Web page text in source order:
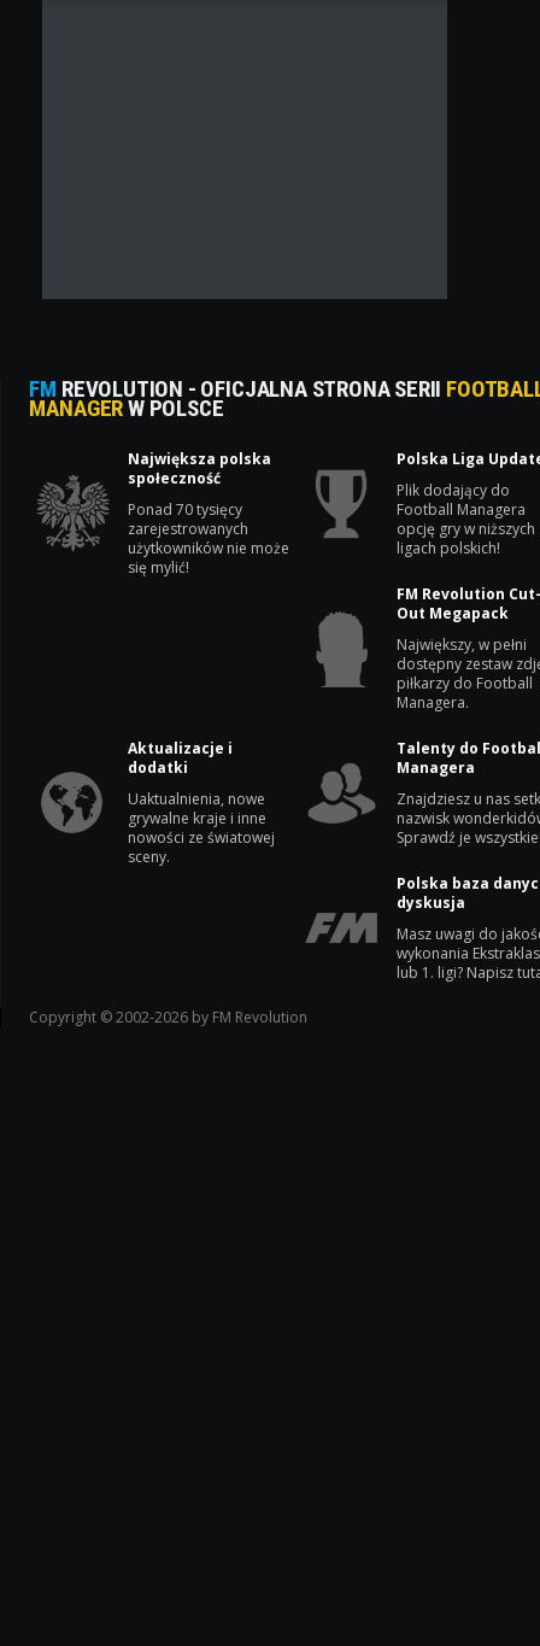
FM REVOLUTION - OFICJALNA STRONA SERII
MANAGERW POLSCE
Największa polska
społeczność
Ponad 70 tysięcy
zarejestrowanych
użytkowników nie może
się mylić!
Polska Liga
Plik dodający do
Football Managera
opcję gry w niższych
ligach polskich!
FM Revolution
Out Megapack
Największy, w pełni
dostępny zestaw
piłkarzy do Football
Managera.
Aktualizacje i
dodatki
Uaktualnienia, nowe
grywalne kraje i inne
nowości ze światowej
sceny.
Talenty do
Managera
Znajdziesz u nas
nazwisk
Sprawdź je
Polska baza
dyskusja
Masz uwagi do
wykonania
lub 1. ligi? Napisz
Copyright © 2002-2026 by FM Revolution